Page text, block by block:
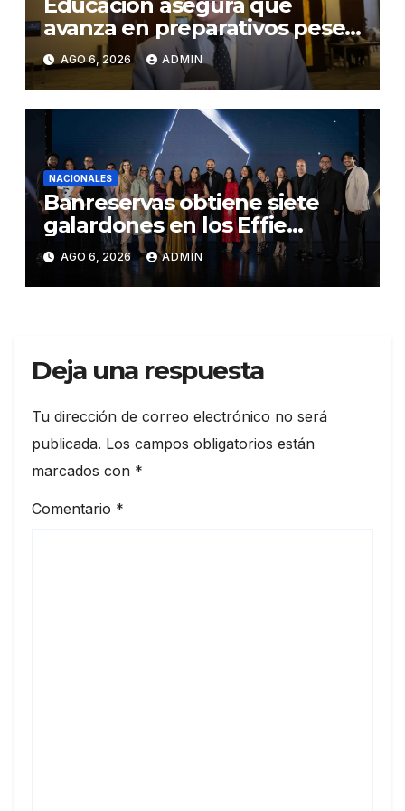
avanza en preparativos pese
a denuncias por falta de aulas
y maestros
AGO 6, 2026 ADMIN
NACIONALES
Banreservas obtiene siete
galardones en los Effie
Awards República
Dominicana 2026
AGO 6, 2026 ADMIN
Deja una respuesta
Tu dirección de correo electrónico no será
publicada. Los campos obligatorios están
marcados con *
Comentario *